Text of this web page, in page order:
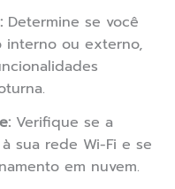
Determine se você
interno ou externo,
Verifique se a
sua rede Wi-Fi e se
em nuvem.